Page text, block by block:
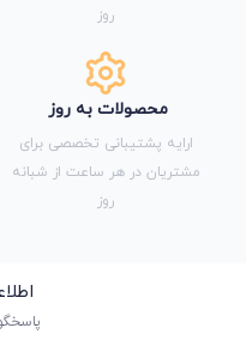
روز
محصولات به روز
ارایه پشتیبانی تخصصی برای
مشتریان در هر ساعت از شبانه
روز